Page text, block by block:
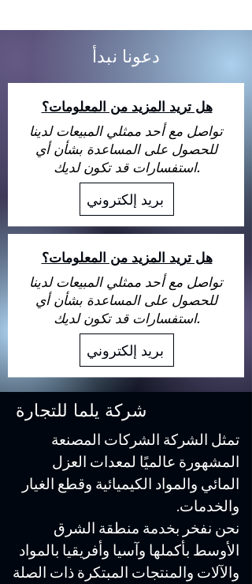
دعونا نبدأ
هل تريد المزيد من المعلومات؟
تواصل مع أحد ممثلي المبيعات لدينا
للحصول على المساعدة بشأن أي
استفسارات قد تكون لديك.
بريد إلكتروني
هل تريد المزيد من المعلومات؟
تواصل مع أحد ممثلي المبيعات لدينا
للحصول على المساعدة بشأن أي
استفسارات قد تكون لديك.
بريد إلكتروني
شركة يلما للتجارة
تمثل الشركة الشركات المصنعة
المشهورة عالميًا لمعدات العزل
المائي والمواد الكيميائية وقطع الغيار
والخدمات.
نحن نفخر بخدمة منطقة الشرق
الأوسط بأكملها وآسيا وأفريقيا بالمواد
والآلات والمنتجات المبتكرة ذات الصلة